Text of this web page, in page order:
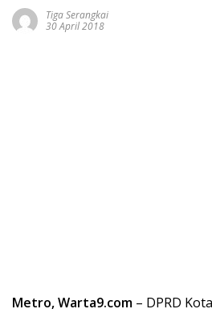
Tiga Serangkai
30 April 2018
Metro, Warta9.com – DPRD